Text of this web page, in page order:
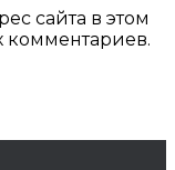
сайта в этом
комментариев.